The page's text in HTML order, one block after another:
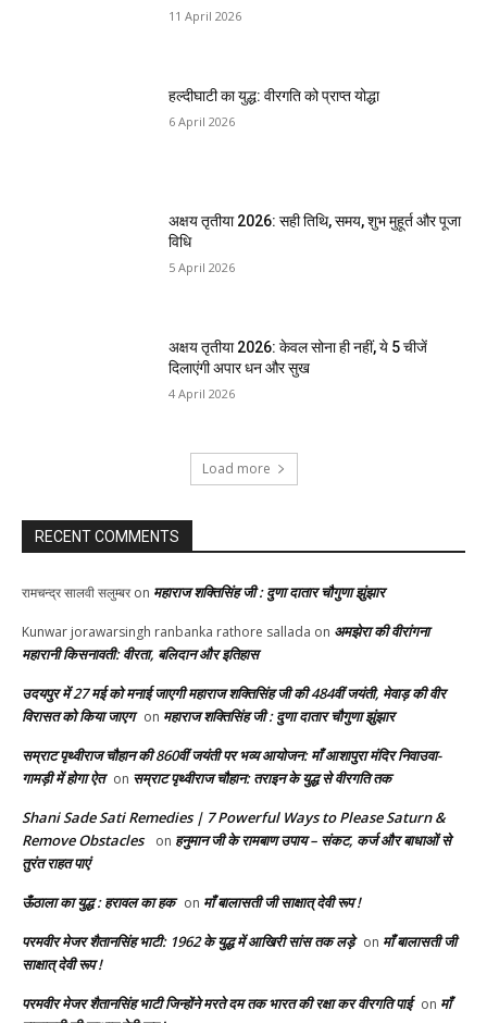
11 April 2026
हल्दीघाटी का युद्ध: वीरगति को प्राप्त योद्धा
6 April 2026
अक्षय तृतीया 2026: सही तिथि, समय, शुभ मुहूर्त और पूजा
विधि
5 April 2026
अक्षय तृतीया 2026: केवल सोना ही नहीं, ये 5 चीजें
दिलाएंगी अपार धन और सुख
4 April 2026
Load more
RECENT COMMENTS
रामचन्द्र सालवी सलुम्बरon महाराज शक्तिसिंह जी : दुणा दातार चौगुणा झुंझार
Kunwar jorawarsingh ranbanka rathore sallada on अमझेरा की वीरांगना
महारानी किसनावती: वीरता, बलिदान और इतिहास
उदयपुर में 27 मई को मनाई जाएगी महाराज शक्तिसिंह जी की 484वीं जयंती, मेवाड़ की वीर
विरासत को किया जाएग on महाराज शक्तिसिंह जी : दुणा दातार चौगुणा झुंझार
सम्राट पृथ्वीराज चौहान की 860वीं जयंती पर भव्य आयोजन: माँ आशापुरा मंदिर निवाउवा-
गामड़ी में होगा ऐत on सम्राट पृथ्वीराज चौहान: तराइन के युद्ध से वीरगति तक
Shani Sade Sati Remedies | 7 Powerful Ways to Please Saturn &
Remove Obstacles on हनुमान जी के रामबाण उपाय – संकट, कर्ज और बाधाओं से
तुरंत राहत पाएं
ऊँठाला का युद्ध : हरावल का हक on माँ बालासती जी साक्षात् देवी रूप !
परमवीर मेजर शैतानसिंह भाटी: 1962 के युद्ध में आखिरी सांस तक लड़े on माँ बालासती जी
साक्षात् देवी रूप !
परमवीर मेजर शैतानसिंह भाटी जिन्होंने मरते दम तक भारत की रक्षा कर वीरगति पाई on माँ